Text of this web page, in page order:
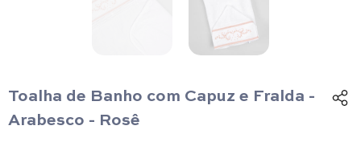
Toalha de Banho com Capuz e Fralda -
Arabesco - Rosê